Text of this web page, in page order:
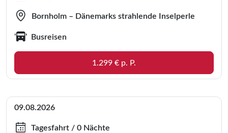
Bornholm – Dänemarks strahlende Inselperle
Busreisen
1.299 € p. P.
09.08.2026
Tagesfahrt / 0 Nächte